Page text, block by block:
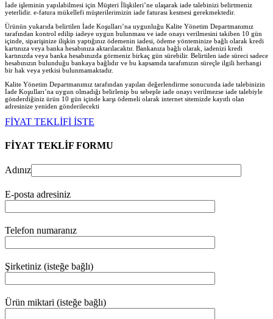
İade işleminin yapılabilmesi için Müşteri İlişkileri’ne ulaşarak iade talebinizi belirtmeniz
yeterlidir. e-fatura mükellefi müşterilerimizin iade faturası kesmesi gerekmektedir.
Ürünün yukarıda belirtilen İade Koşulları’na uygunluğu Kalite Yönetim Departmanımız
tarafından kontrol edilip iadeye uygun bulunması ve iade onayı verilmesini takiben 10 gün
içinde, siparişinize ilişkin yaptığınız ödemenin iadesi, ödeme yönteminize bağlı olarak kredi
kartınıza veya banka hesabınıza aktarılacaktır. Bankanıza bağlı olarak, iadenizi kredi
kartınızda veya banka hesabınızda görmeniz birkaç gün sürebilir. Belirtilen iade süreci sadece
hesabınızın bulunduğu bankaya bağlıdır ve bu kapsamda tarafımızın süreçle ilgili herhangi
bir hak veya yetkisi bulunmamaktadır.
Kalite Yönetim Departmanımız tarafından yapılan değerlendirme sonucunda iade talebinizin
İade Koşulları’na uygun olmadığı belirlenip bu sebeple iade onayı verilmezse iade talebiyle
gönderdiğiniz ürün 10 gün içinde karşı ödemeli olarak internet sitemizde kayıtlı olan
adresinize yeniden gönderilecekti
FİYAT TEKLİFİ İSTE
FİYAT TEKLİF FORMU
Adınız
E-posta adresiniz
Telefon numaranız
Şirketiniz (isteğe bağlı)
Ürün miktari (isteğe bağlı)